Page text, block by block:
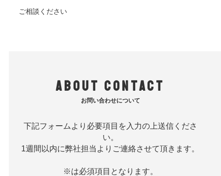
ご相談ください
about contact
お問い合わせについて
下記フォームより必要項目を入力の上送信くださ
い。
1週間以内に弊社担当よりご連絡させて頂きます。
※は必須項目となります。